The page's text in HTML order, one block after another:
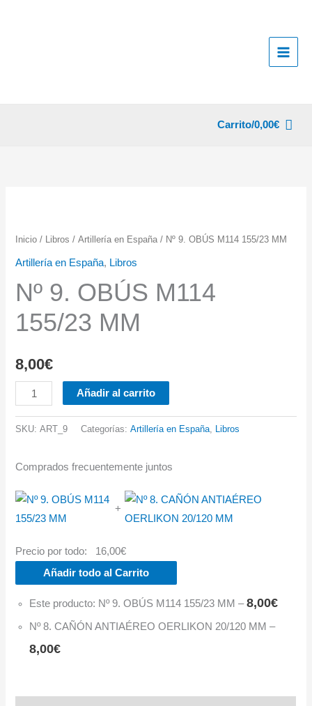
Carrito/0,00€
Inicio / Libros /Artillería en España / Nº 9. OBÚS M114 155/23 MM
Artillería en España, Libros
Nº 9. OBÚS M114
155/23 MM
8,00€
9.
OBÚS
155/23
cantidad
Añadir al carrito
SKU:ART_9 Categorías:Artillería en España, Libros
Comprados frecuentemente juntos
+
Precio por todo: 16,00€
Añadir todo al Carrito
Este producto: Nº 9. OBÚS M114 155/23 MM–8,00€
Nº 8. CAÑÓN ANTIAÉREO OERLIKON 20/120 MM–
8,00€